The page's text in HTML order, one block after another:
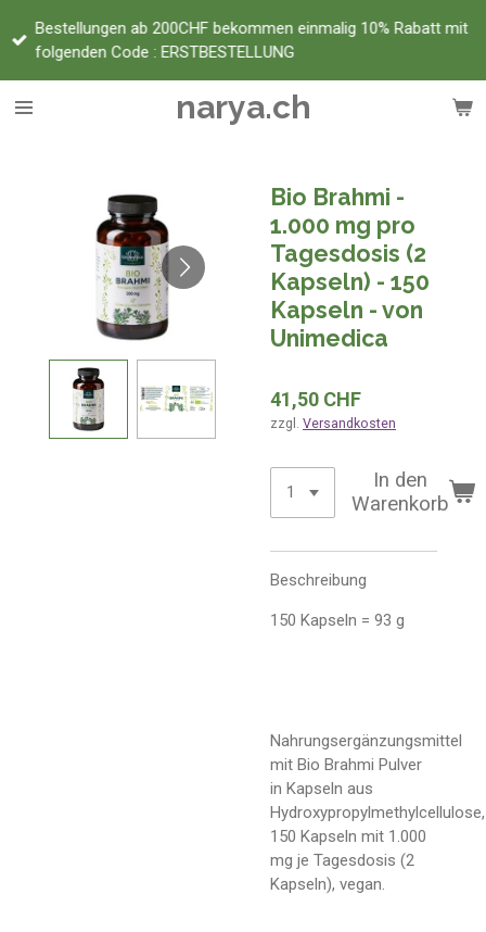
Zum
Hauptinhalt
narya.ch
Bestellungen ab 200CHF bekommen einmalig 10% Rabatt mit
folgenden Code : ERSTBESTELLUNG
Bio Brahmi -
1.000 mg pro
Tagesdosis (2
Kapseln) - 150
Kapseln - von
Unimedica
41,50 CHF
zzgl. Versandkosten
In den
Warenkorb
Beschreibung
150 Kapseln = 93 g
Nahrungsergänzungsmittel
mit Bio Brahmi Pulver
in Kapseln aus
Hydroxypropylmethylcellulose,
150 Kapseln mit 1.000
mg je Tagesdosis (2
Kapseln), vegan.